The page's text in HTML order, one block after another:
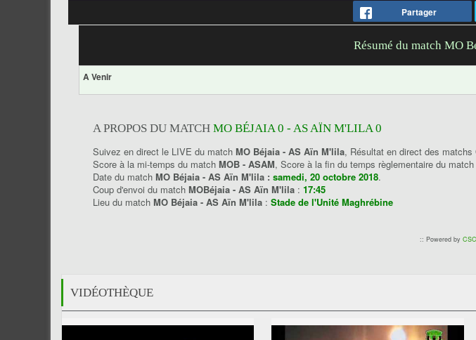
Partager
Résumé du match MO
A Venir
A PROPOS DU MATCH MO BÉJAIA 0 - AS AÏN M'LILA 0
Suivez en direct le LIVE du match MO Béjaia - AS Aïn M'lila, Résultat en direct des matchs
Score à la mi-temps du match MOB - ASAM, Score à la fin du temps règlementaire du match
Date du match MO Béjaia - AS Aïn M'lila : samedi, 20 octobre 2018.
Coup d'envoi du match MOBéjaia - AS Aïn M'lila : 17:45
Lieu du match MO Béjaia - AS Aïn M'lila : Stade de l'Unité Maghrébine
:: Powered by
VIDÉOTHÈQUE